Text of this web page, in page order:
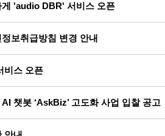
'audio DBR' 서비스 오픈
보취급방침 변경 안내
비스 오픈
챗봇 ‘AskBiz’ 고도화 사업 입찰 공고